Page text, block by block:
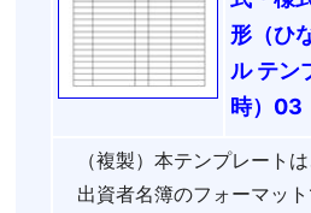
形（ひ
ル テン
時）03
（複製）本テンプレート
出資者名簿のフォーマッ